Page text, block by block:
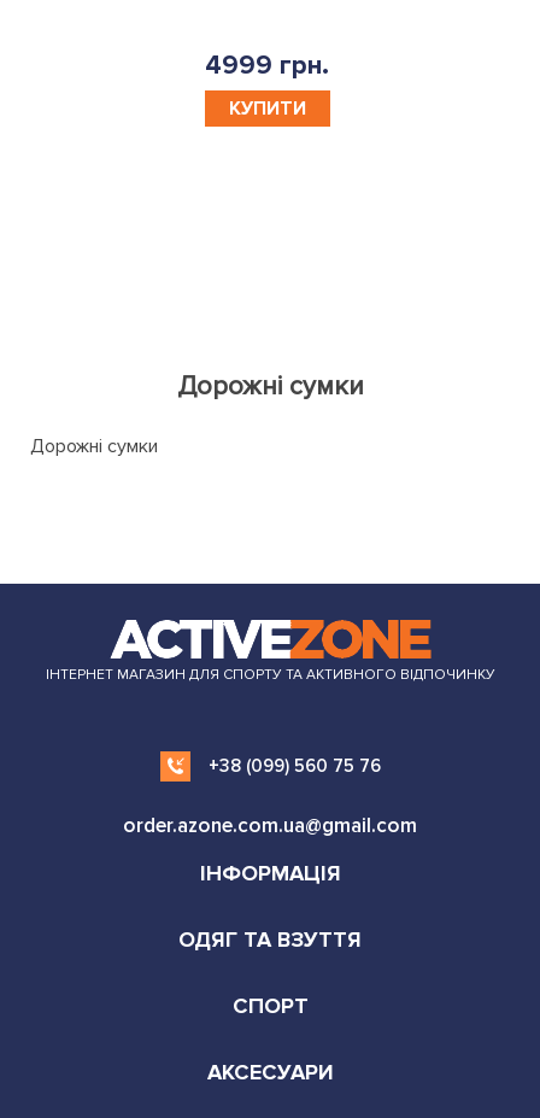
4999 грн.
КУПИТИ
Дорожні сумки
Дорожні сумки
ІНТЕРНЕТ МАГАЗИН ДЛЯ СПОРТУ ТА АКТИВНОГО ВІДПОЧИНКУ
+38 (099) 560 75 76
order.azone.com.ua@gmail.com
ІНФОРМАЦІЯ
ОДЯГ ТА ВЗУТТЯ
СПОРТ
АКСЕСУАРИ